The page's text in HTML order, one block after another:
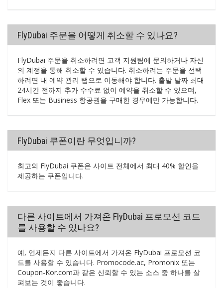
FlyDubai 주문을 어떻게 취소할 수 있나요?
FlyDubai 주문을 취소하려면 고객 지원팀에 문의하거나 자신
의 계정을 통해 취소할 수 있습니다. 취소하려는 주문을 선택
하려면 내 예약 관리 탭으로 이동해야 합니다. 출발 날짜 최대
24시간 전까지 추가 수수료 없이 예약을 취소할 수 있으며,
Flex 또는 Business 항공권을 구매한 경우에만 가능합니다.
FlyDubai 쿠폰이란 무엇입니까?
최고의 FlyDubai 쿠폰은 사이트 전체에서 최대 40% 할인을
제공하는 쿠폰입니다.
다른 사이트에서 가져온 FlyDubai 프로모션 코드
를 사용할 수 있나요?
예, 언제든지 다른 사이트에서 가져온 FlyDubai 프로모션 코
드를 사용할 수 있습니다. Promocode.ac, Promonix 또는
Coupon-Kor.com과 같은 신뢰할 수 있는 소스 중 하나를 살
펴보는 것이 좋습니다.